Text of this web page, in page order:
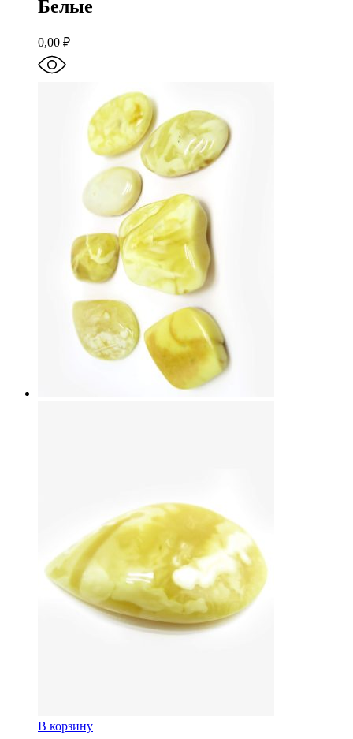
Белые
0,00 ₽
В корзину